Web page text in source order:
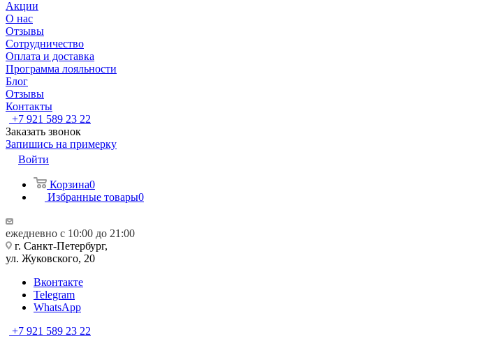
Акции
О нас
Отзывы
Сотрудничество
Оплата и доставка
Программа лояльности
Блог
Отзывы
Контакты
+7 921 589 23 22
Заказать звонок
Запишись на примерку
Войти
Корзина0
Избранные товары0
ежедневно с 10:00 до 21:00
г. Санкт-Петербург,
ул. Жуковского, 20
Вконтакте
Telegram
WhatsApp
+7 921 589 23 22